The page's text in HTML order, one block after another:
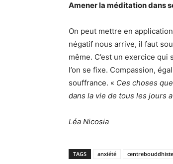
Amener la méditation dans
On peut mettre en
négatif nous arrive, il faut
même. C’est un exercice
l’on se fixe. Compassion,
souffrance. « Ces choses
dans la vie de tous les jours
Léa Nicosia
TAGS anxiété centrebouddhiste